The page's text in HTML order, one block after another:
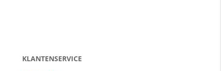
KLANTENSERVICE